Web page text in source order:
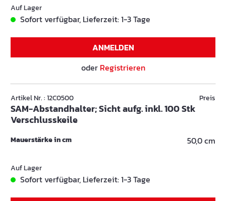
Auf Lager
Sofort verfügbar, Lieferzeit: 1-3 Tage
ANMELDEN
oder Registrieren
Artikel Nr. : 12C0500
SAM-Abstandhalter; Sicht aufg. inkl. 100 Stk
Verschlusskeile
Preis
Mauerstärke in cm 50,0 cm
Auf Lager
Sofort verfügbar, Lieferzeit: 1-3 Tage